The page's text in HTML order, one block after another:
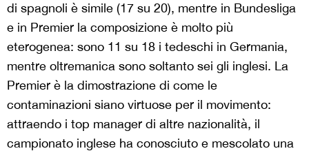
di spagnoli è simile (17 su 20), mentre in Bundesliga
e in Premier la composizione è molto più
eterogenea: sono 11 su 18 i tedeschi in Germania,
mentre oltremanica sono soltanto sei gli inglesi. La
Premier è la dimostrazione di come le
contaminazioni siano virtuose per il movimento:
attraendo i top manager di altre nazionalità, il
campionato inglese ha conosciuto e mescolato una